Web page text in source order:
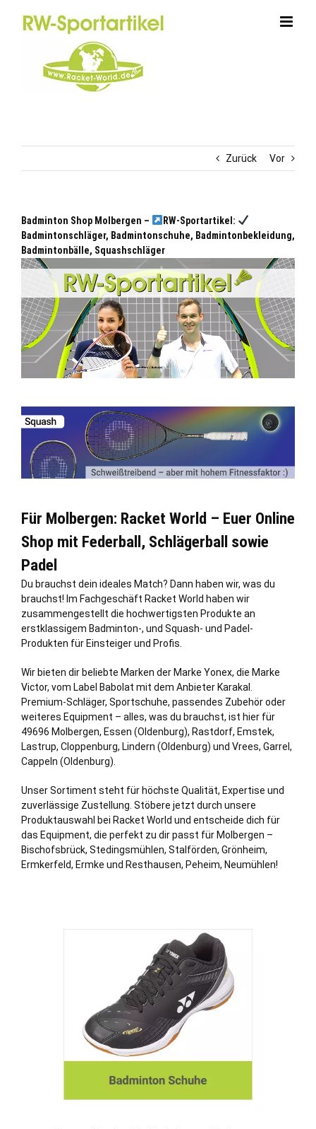
Zurück Vor
Badminton Shop Molbergen –
RW-Sportartikel:
Badmintonschläger, Badmintonschuhe, Badmintonbekleidung,
Badmintonbälle, Squashschläger
Für Molbergen: Racket World – Euer Online
Shop mit Federball, Schlägerball sowie
Padel
Du brauchst dein ideales Match? Dann haben wir, was du
brauchst! Im Fachgeschäft Racket World haben wir
zusammengestellt die hochwertigsten Produkte an
erstklassigem Badminton-, und Squash- und Padel-
Produkten für Einsteiger und Profis.
Wir bieten dir beliebte Marken der Marke Yonex, die Marke
Victor, vom Label Babolat mit dem Anbieter Karakal.
Premium-Schläger, Sportschuhe, passendes Zubehör oder
weiteres Equipment – alles, was du brauchst, ist hier für
49696 Molbergen, Essen (Oldenburg), Rastdorf, Emstek,
Lastrup, Cloppenburg, Lindern (Oldenburg) und Vrees, Garrel ,
Cappeln (Oldenburg)
Unser Sortiment steht für höchste Qualität, Expertise und
zuverlässige Zustellung. Stöbere jetzt durch unsere
Produktauswahl bei Racket World und entscheide dich für
das Equipment, die perfekt zu dir passt für Molbergen –
Bischofsbrück, Stedingsmühlen, Stalförden, Grönheim,
Ermkerfeld, Ermke und Resthausen, Peheim, Neumühlen!